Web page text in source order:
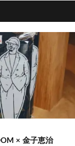
× 金子恵治